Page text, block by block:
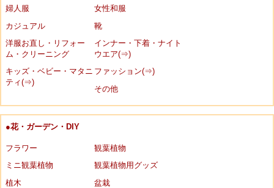
婦人服
女性和服
カジュアル
靴
洋服お直し・リフォー
ム・クリーニング
インナー・下着・ナイト
ウエア(⇒)
キッズ・ベビー・マタニ
ティ(⇒)
ファッション(⇒)
その他
●花・ガーデン・DIY
フラワー
観葉植物
ミニ観葉植物
観葉植物用グッズ
植木
盆栽